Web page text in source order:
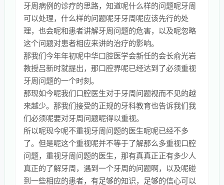
牙周病例的诊疗的思路，知道呢什么样的问题呢牙周
可以处理，什么样的问题呢牙牙周呢应该先行的处
理，也会呢和患者讲解牙周问题的危害，以及呢忽略
这个问题对患者相应来讲的治疗的影响。
那我们今年年初呢中华口腔医学会新任的会长俞光岩
教授吕新时就提出，那口腔界呢已经达到了必须重视
牙周问题的一个时刻。
那现如今呢我们口腔医生对于牙周问题视而不见的越
来越少。那我们接受的正规的牙科教育也告诉我们我
们必须呢要对牙周问题呢得以重视。
所以呢现今呢不重视牙周问题的医生呢呢已经不多
了。但是呢这个重视呢并不等于了解那么多重视口腔
问题，重视牙周问题的医生，那有真真正正有多少人
真正的了解牙周，遇到一个牙周的问题啊，以及呢碰
到一些相应的患者，有足够的知识，足够的信心可以